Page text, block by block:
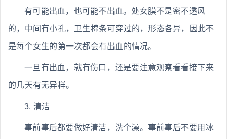
有可能出血，也可能不出血。处女膜不是密不透风
的，中间有小孔，卫生棉条可穿过的，形态各异，因此不
是每个女生的第一次都会有出血的情况。
一旦有出血，就有伤口，还是要注意观察看看接下来
的几天有无异样。
3. 清洁
事前事后都要做好清洁，洗个澡。事前事后不要用冰